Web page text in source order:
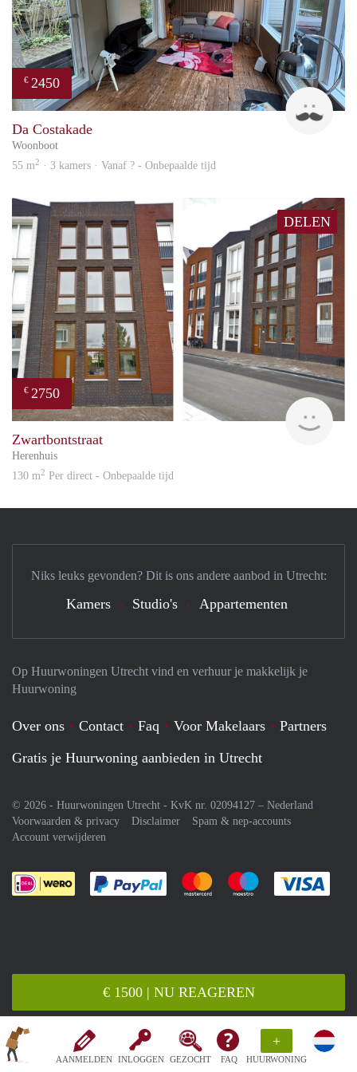
AANMELDEN INLOGGEN GEZOCHT FAQ
+
HUURWONING
€ 1500 | NU REAGEREN
€ 2450
Da Costakade
Woonboot
55 m2 · 3 kamers · Vanaf ? - Onbepaalde tijd
DELEN
€ 2750
Zwartbontstraat
Herenhuis
130 m2 Per direct - Onbepaalde tijd
Op Huurwoningen Utrecht vind en verhuur je makkelijk je
Huurwoning
Over ons Contact Faq Voor Makelaars
Partners
Gratis je Huurwoning aanbieden in Utrecht
© 2026 - Huurwoningen Utrecht - KvK nr. 02094127 – Nederland
Voorwaarden & privacy
Disclaimer
Spam & nep-accounts
Account verwijderen
Je rekent gemakkelijk af met Paypal
Je rekent gemakkelijk af met
Je rekent
Niks leuks gevonden? Dit is ons andere aanbod in Utrecht:
Kamers Studio's Appartementen